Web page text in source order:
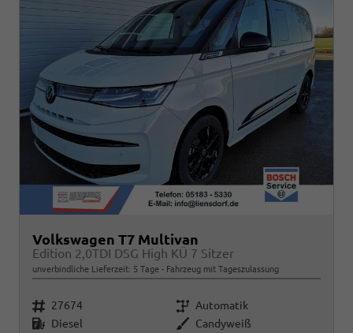
Volkswagen T7 Multivan
Edition 2,0TDI DSG High KÜ 7 Sitzer
unverbindliche Lieferzeit: 5 Tage Fahrzeug mit Tageszulassung
Fahrzeugnr. 27674 Getriebe Automatik
Kraftstoff Diesel Außenfarbe Candyweiß